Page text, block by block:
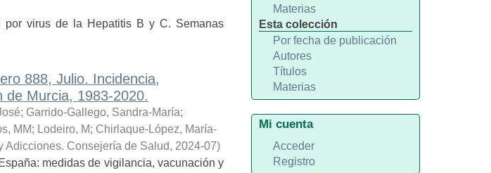
por virus de la Hepatitis B y C. Semanas
888, Julio. Incidencia,
de Murcia, 1983-2020.
; Garrido-Gallego, Sandra-María;
MM; Lodeiro, M; Chirlaque-López, María-
Consejería de Salud, 2024-07)
medidas de vigilancia, vacunación y
Materias
Esta colección
Por fecha de publicación
Autores
Títulos
Materias
Mi cuenta
Acceder
Registro